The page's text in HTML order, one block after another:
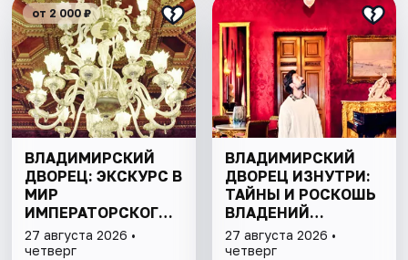
от 2 000 ₽
ВЛАДИМИРСКИЙ
ДВОРЕЦ: ЭКСКУРС В
МИР
ИМПЕРАТОРСКОГО
БЛЕСКА
27 августа 2026 •
четверг
ВЛАДИМИРСКИЙ
ДВОРЕЦ ИЗНУТРИ:
ТАЙНЫ И РОСКОШЬ
ВЛАДЕНИЙ
ВЕЛИКОГО КНЯЗЯ
27 августа 2026 •
четверг